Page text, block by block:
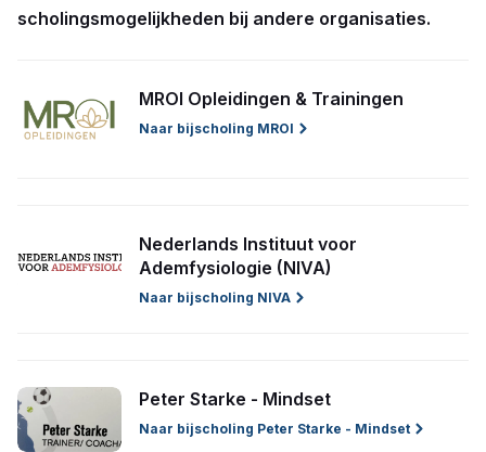
scholingsmogelijkheden bij andere organisaties.
MROI Opleidingen & Trainingen
Naar bijscholing MROI
Nederlands Instituut voor
Ademfysiologie (NIVA)
Naar bijscholing NIVA
Peter Starke - Mindset
Naar bijscholing Peter Starke - Mindset